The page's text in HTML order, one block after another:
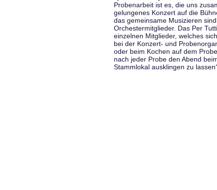
Probenarbeit ist es, die uns
gelungenes Konzert auf die
das gemeinsame Musizieren
Orchestermitglieder. Das Per
einzelnen Mitglieder, welches
bei der Konzert- und
oder beim Kochen auf dem
nach jeder Probe den Abend
Stammlokal ausklingen zu